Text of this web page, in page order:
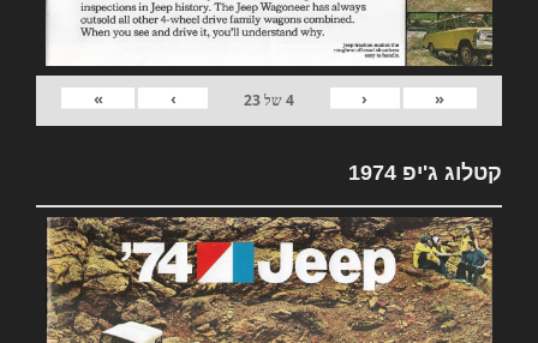
«
‹
4של23
›
»
קטלוג ג'יפ 1974